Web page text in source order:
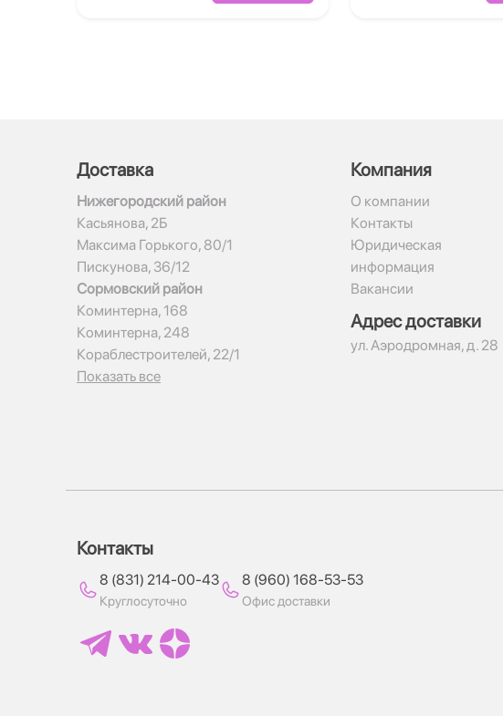
Доставка
Нижегородский район
Касьянова, 2Б
Максима Горького, 80/1
Пискунова, 36/12
Сормовский район
Коминтерна, 168
Коминтерна, 248
Кораблестроителей, 22/1
Показать все
Компания
О компании
Контакты
Юридическая
информация
Вакансии
Адрес доставки
ул. Аэродромная, д. 28
Контакты
8 (831) 214-00-43
Круглосуточно
8 (960) 168-53-53
Офис доставки